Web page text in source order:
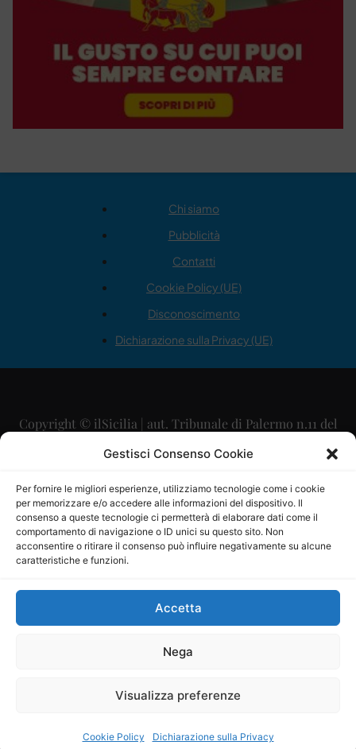
Gestisci Consenso Cookie
Per fornire le migliori esperienze, utilizziamo tecnologie come i cookie
per memorizzare e/o accedere alle informazioni del dispositivo. Il
consenso a queste tecnologie ci permetterà di elaborare dati come il
comportamento di navigazione o ID unici su questo sito. Non
acconsentire o ritirare il consenso può influire negativamente su alcune
caratteristiche e funzioni.
Accetta
Nega
Visualizza preferenze
Cookie Policy Dichiarazione sulla Privacy
Chi siamo
Pubblicità
Contatti
Cookie Policy (UE)
Disconoscimento
Dichiarazione sulla Privacy (UE)
Copyright © ilSicilia | aut. Tribunale di Palermo n.11 del
29/09/2015
Direttore Editoriale: Maurizio Scaglione
Direttore Responsabile: Maria Calabrese
P.IVA: 06334930820
Mercurio Comunicazione Società Cooperativa a r.l. è
iscritta al Registro degli Operatori di Comunicazione al
Sito gestito daLa Digitale srl–info@ladigitale.it